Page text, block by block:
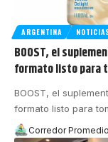
ARGENTINA
BOOST, el
formato listo para
BOOST, el
formato listo para
Corredor Promedio